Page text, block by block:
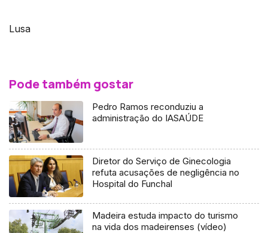
Lusa
Pode também gostar
Pedro Ramos reconduziu a
administração do IASAÚDE
Diretor do Serviço de Ginecologia
refuta acusações de negligência no
Hospital do Funchal
Madeira estuda impacto do turismo
na vida dos madeirenses (vídeo)